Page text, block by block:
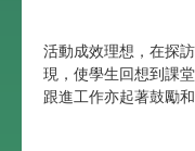
活動成效理想，在探
現，使學生回想到課
跟進工作亦起著鼓勵和